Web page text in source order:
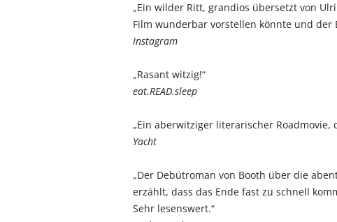
„Ein wilder Ritt, grandios übersetzt von
Film wunderbar vorstellen könnte und der
Instagram
„Rasant witzig!“
eat.READ.sleep
„Ein aberwitziger literarischer
Yacht
„Der Debütroman von Booth über die
erzählt, dass das Ende fast zu schnell
Sehr lesenswert.“